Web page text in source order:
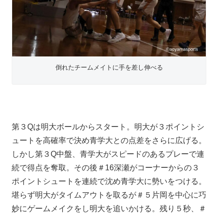
倒れたチームメイトに手を差し伸べる
第３Qは明大ボールからスタート。明大が３ポイントシ
ュートを高確率で決め青学大との点差をさらに広げる。
しかし第３Q中盤、青学大がスピードのあるプレーで連
続で得点を奪取。その後＃16深瀬がコーナーからの３
ポイントシュートを連続で沈め青学大に勢いをつける。
堪らず明大がタイムアウトを取るが＃５片岡を中心に巧
妙にゲームメイクをし明大を追いかける。残り５秒、＃